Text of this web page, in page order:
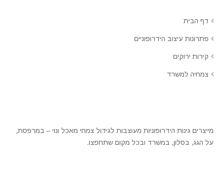
דף הבית
פתרונות עיצוב הידרופוניים
קירות ירוקים
צמחיה למשרד
מייצרים גינות הידרופוניות מעוצבות לגידול צמחי מאכל ונוי – במרפסת,
על הגג, בסלון, במשרד ובכל מקום שתחפצו.